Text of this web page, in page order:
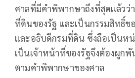
ศาลที่มีคำพิพากษาถึงที่สุดแล้ว
ที่ดินของรัฐ​ และเป็นกรรมสิทธิ์ข
และอธิบดีกรมที่ดิน​ ซึ่งถือเป็นห
เป็นเจ้าหน้าที่ของรัฐจึงต้องผูก
ตามคำพิพากษาของศาล​